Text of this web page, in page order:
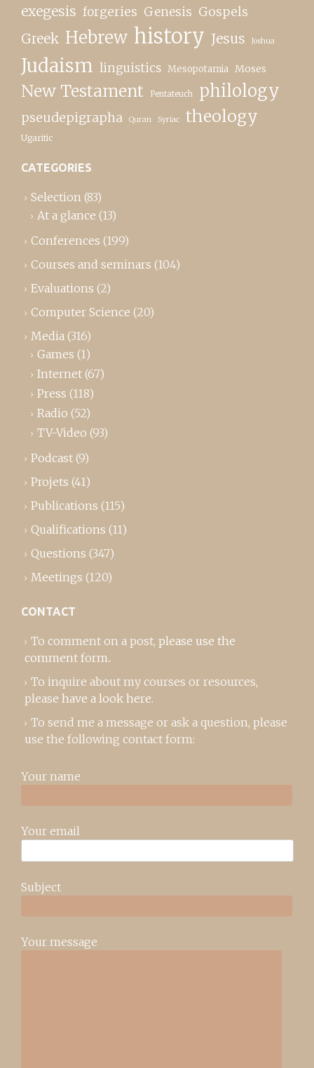
exegesis forgeries Genesis Gospels
Greek Hebrew history Jesus Joshua
Judaism linguistics Mesopotamia Moses
New Testament Pentateuch philology
pseudepigrapha Quran Syriac theology
Ugaritic
CATEGORIES
Selection (83)
At a glance (13)
Conferences (199)
Courses and seminars (104)
Evaluations (2)
Computer Science (20)
Media (316)
Games (1)
Internet (67)
Press (118)
Radio (52)
TV-Video (93)
Podcast (9)
Projets (41)
Publications (115)
Qualifications (11)
Questions (347)
Meetings (120)
CONTACT
To comment on a post, please use the
comment form..
To inquire about my courses or resources,
please have a look here.
To send me a message or ask a question, please
use the following contact form:
Your name
Your email
Subject
Your message